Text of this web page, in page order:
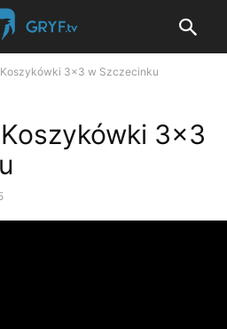
3×3 w Szczecinku
3×3